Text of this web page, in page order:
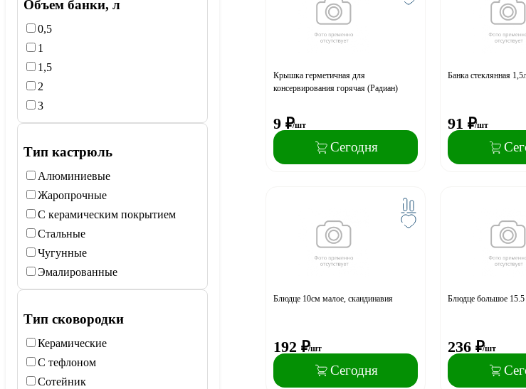
Объем банки, л
0,5
1
1,5
2
3
Тип кастрюль
Алюминиевые
Жаропрочные
С керамическим покрытием
Стальные
Чугунные
Эмалированные
Тип сковородки
Керамические
С тефлоном
Сотейник
Крышка герметичная для
консервирования горячая (Радиан)
9 ₽/шт
Сегодня
Банка стеклянная
91 ₽/шт
Блюдце 10см малое, скандинавия
192 ₽/шт
Сегодня
Блюдце большое 15.5
236 ₽/шт